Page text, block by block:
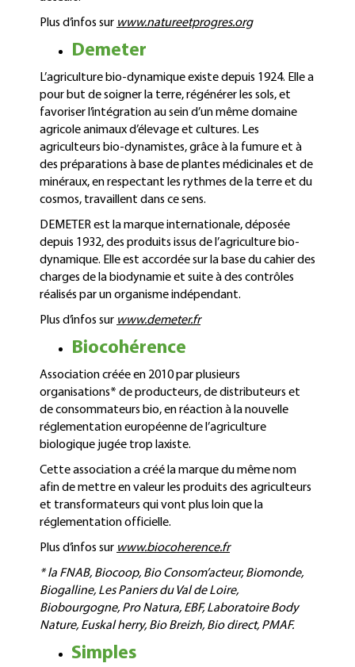
Plus d’infos sur www.natureetprogres.org
Demeter
L’agriculture bio-dynamique existe depuis 1924. Elle a
pour but de soigner la terre, régénérer les sols, et
favoriser l’intégration au sein d’un même domaine
agricole animaux d’élevage et cultures. Les
agriculteurs bio-dynamistes, grâce à la fumure et à
des préparations à base de plantes médicinales et de
minéraux, en respectant les rythmes de la terre et du
cosmos, travaillent dans ce sens.
DEMETER est la marque internationale, déposée
depuis 1932, des produits issus de l’agriculture bio-
dynamique. Elle est accordée sur la base du cahier des
charges de la biodynamie et suite à des contrôles
réalisés par un organisme indépendant.
Plus d’infos sur www.demeter.fr
Biocohérence
Association créée en 2010 par plusieurs
organisations* de producteurs, de distributeurs et
de consommateurs bio, en réaction à la nouvelle
réglementation européenne de l’agriculture
biologique jugée trop laxiste.
Cette association a créé la marque du même nom
afin de mettre en valeur les produits des agriculteurs
et transformateurs qui vont plus loin que la
réglementation officielle.
Plus d’infos sur www.biocoherence.fr
* la FNAB, Biocoop, Bio Consom’acteur, Biomonde,
Biogalline, Les Paniers du Val de Loire,
Biobourgogne, Pro Natura, EBF, Laboratoire Body
Nature, Euskal herry, Bio Breizh, Bio direct, PMAF.
Simples